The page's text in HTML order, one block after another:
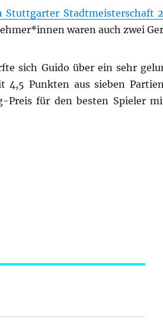
Stuttgarter Stadtmeisterschaft
waren auch zwei
sich Guido über ein sehr
Punkten aus sieben
Preis für den besten Spieler